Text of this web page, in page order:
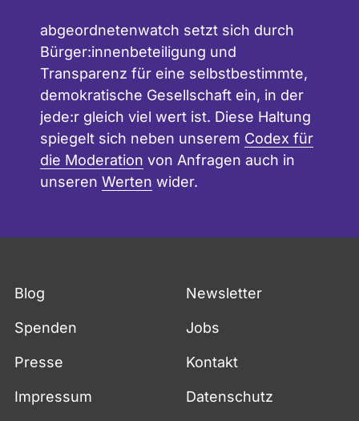
abgeordnetenwatch setzt sich durch
Bürger:innenbeteiligung und
Transparenz für eine selbstbestimmte,
demokratische Gesellschaft ein, in der
jede:r gleich viel wert ist. Diese Haltung
spiegelt sich neben unserem Codex für
die Moderation von Anfragen auch in
unseren Werten wider.
Blog Newsletter
Spenden Jobs
Presse Kontakt
Impressum Datenschutz